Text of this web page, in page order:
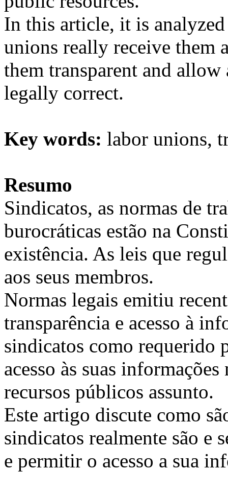
In this article, it is
unions really receive them
them transparent and
legally correct.
Key words: labor unions,
Resumo
Sindicatos, as normas de
burocráticas estão na
existência. As leis que
aos seus membros.
Normas legais emitiu
transparência e acesso à
sindicatos como requerido
acesso às suas
recursos públicos assunto.
Este artigo discute como
sindicatos realmente são e
e permitir o acesso a sua